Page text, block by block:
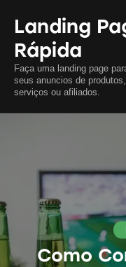
Landing
Rápida
Faça uma landing page
seus anuncios de produtos,
serviços ou afiliados.
Como